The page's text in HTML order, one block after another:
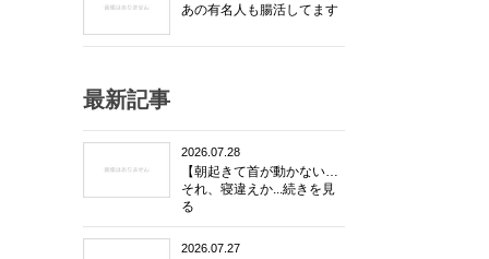
あの有名人も腸活してます
最新記事
2026.07.28
【朝起きて首が動かない…
それ、寝違えか...続きを見
る
2026.07.27